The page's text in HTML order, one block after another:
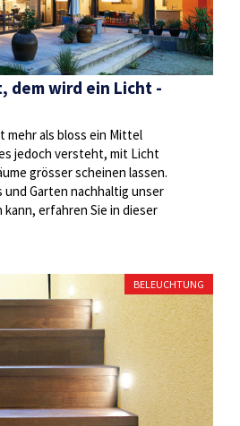
dem wird ein Licht
mehr als bloss ein Mittel
jedoch versteht, mit Licht
grösser scheinen lassen.
Garten nachhaltig unser
erfahren Sie in dieser
BELEUCHTUNG